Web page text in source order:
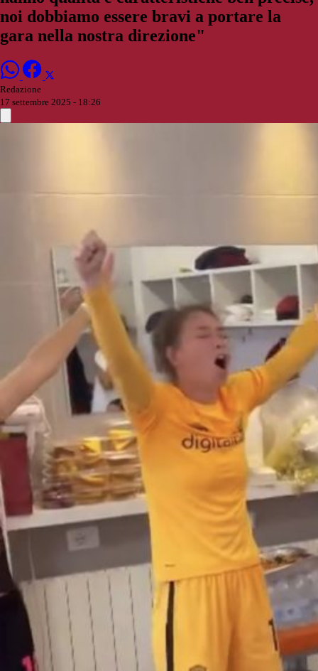
noi dobbiamo essere bravi a portare la
gara nella nostra direzione"
Redazione
17 settembre 2025 - 18:26